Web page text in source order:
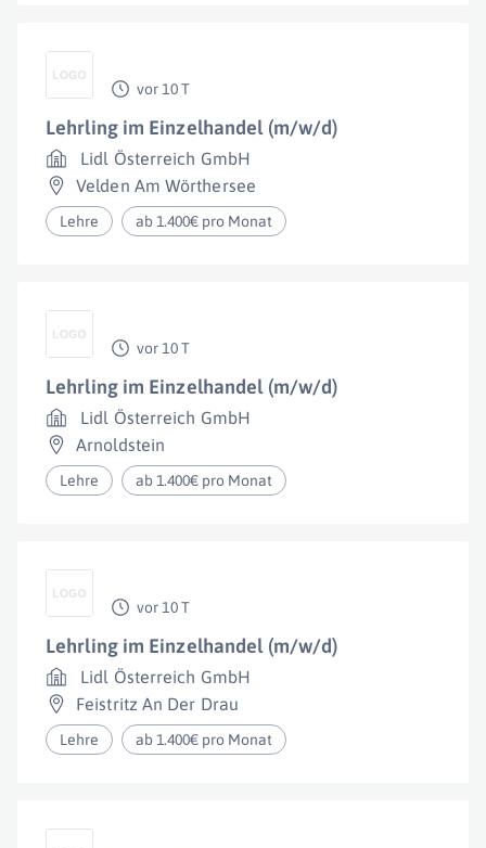
vor 10 T
Lehrling im Einzelhandel (m/w/d)
Lidl Österreich GmbH
Velden Am Wörthersee
Lehre ab 1.400€ pro Monat
vor 10 T
Lehrling im Einzelhandel (m/w/d)
Lidl Österreich GmbH
Arnoldstein
Lehre ab 1.400€ pro Monat
vor 10 T
Lehrling im Einzelhandel (m/w/d)
Lidl Österreich GmbH
Feistritz An Der Drau
Lehre ab 1.400€ pro Monat